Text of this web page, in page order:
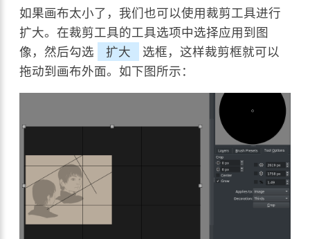
如果画布太小了，我们也可以使用裁剪工具进行
扩大。在裁剪工具的工具选项中选择应用到图
像，然后勾选
扩大
选框，这样裁剪框就可以
拖动到画布外面。如下图所示：